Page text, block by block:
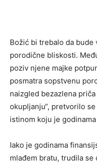
Božić bi trebalo da
porodične bliskosti.
poziv njene majke
posmatra sopstvenu
naizgled bezazlena
okupljanju“, pretvorilo
istinom koju je
Iako je godinama
mlađem bratu, trudila